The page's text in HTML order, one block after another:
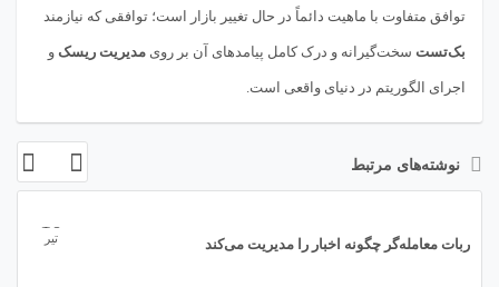
توافق متفاوت با ماهیت دائماً در حال تغییر بازار است؛ توافقی که نیازمند
بک‌تست سخت‌گیرانه و درک کامل پیامدهای آن بر روی مدیریت ریسک و
اجرای الگوریتم در دنیای واقعی است.
نوشته‌های مرتبط
ربات معامله‌گر چگونه اخبار را مدیریت می‌کند تیر